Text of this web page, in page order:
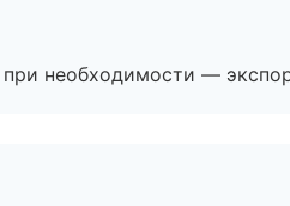
необходимости —